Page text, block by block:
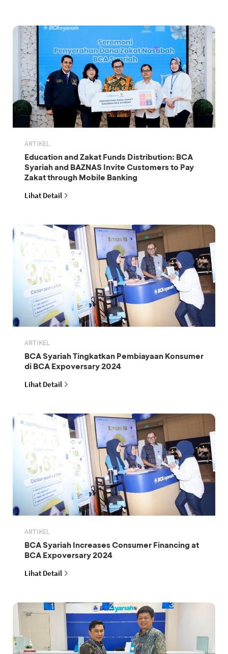
ARTIKEL
Education and Zakat Funds Distribution: BCA
Syariah and BAZNAS Invite Customers to Pay
Zakat through Mobile Banking
Lihat Detail
ARTIKEL
BCA Syariah Tingkatkan Pembiayaan Konsumer
di BCA Expoversary 2024
Lihat Detail
ARTIKEL
BCA Syariah Increases Consumer Financing at
BCA Expoversary 2024
Lihat Detail